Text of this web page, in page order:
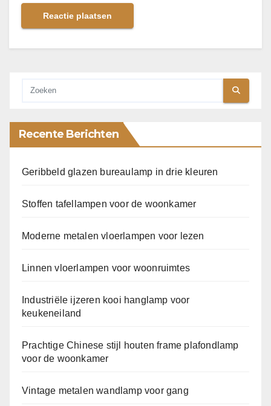
Recente Berichten
Geribbeld glazen bureaulamp in drie kleuren
Stoffen tafellampen voor de woonkamer
Moderne metalen vloerlampen voor lezen
Linnen vloerlampen voor woonruimtes
Industriële ijzeren kooi hanglamp voor
keukeneiland
Prachtige Chinese stijl houten frame plafondlamp
voor de woonkamer
Vintage metalen wandlamp voor gang